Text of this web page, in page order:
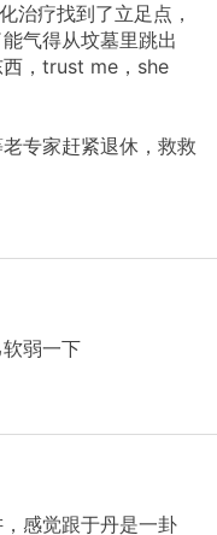
治疗找到了立足点，
气得从坟墓里跳出
西，trust me，she
专家赶紧退休，救救
弱一下
感觉跟于丹是一卦